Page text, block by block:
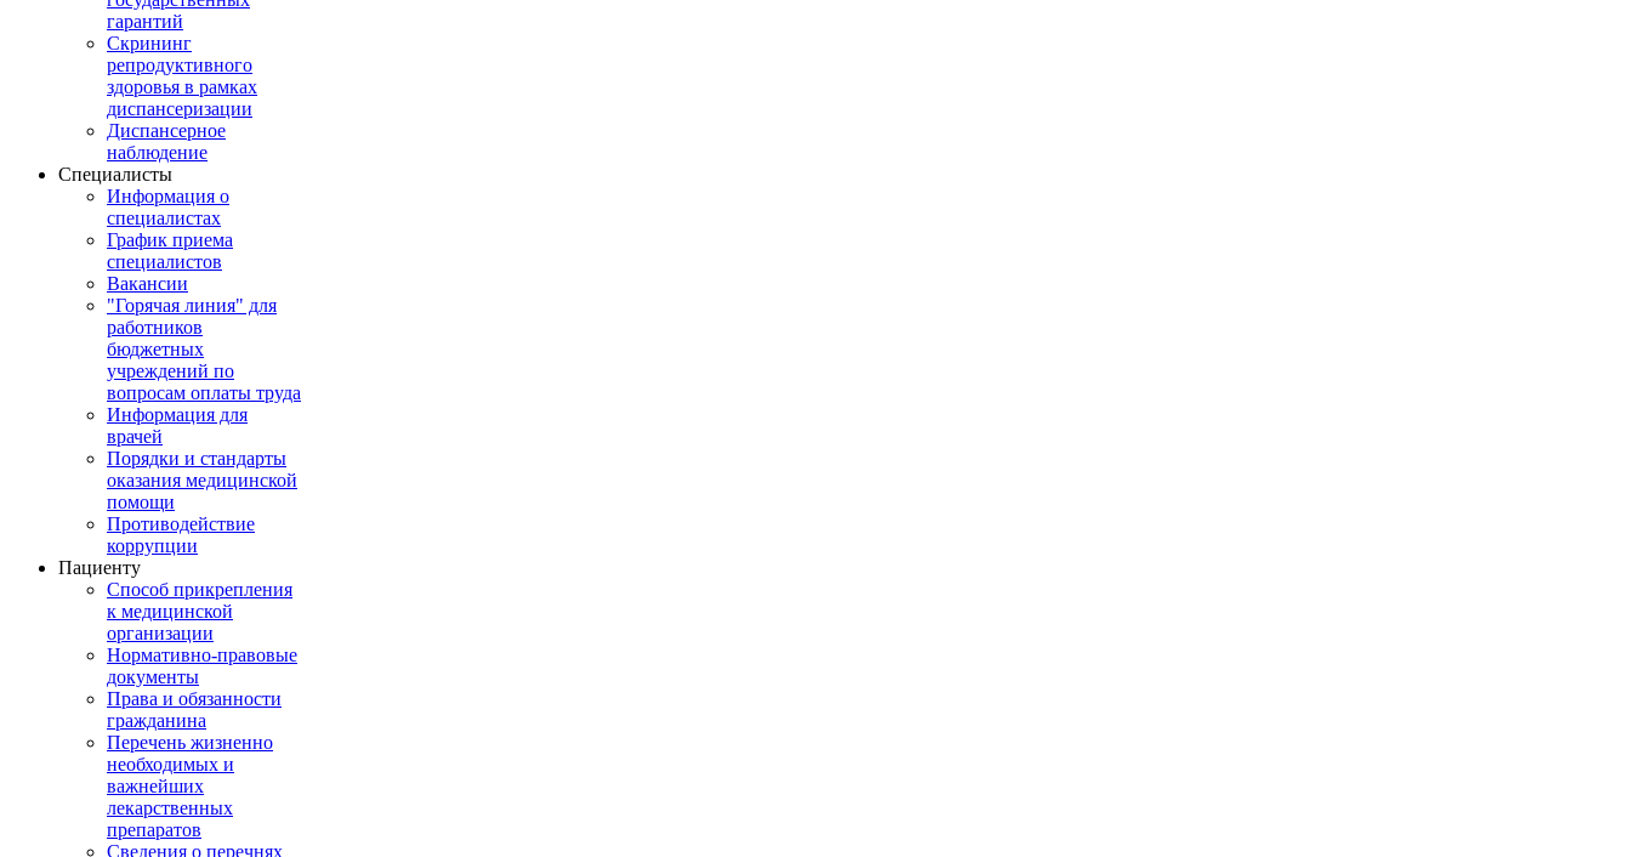
гарантий
Скрининг
репродуктивного
здоровья в рамках
диспансеризации
Диспансерное
наблюдение
Специалисты
Информация о
специалистах
График приема
специалистов
Вакансии
"Горячая линия" для
работников
бюджетных
учреждений по
вопросам оплаты труда
Информация для
врачей
Порядки и стандарты
оказания медицинской
помощи
Противодействие
коррупции
Пациенту
Способ прикрепления
к медицинской
организации
Нормативно-правовые
документы
Права и обязанности
гражданина
Перечень жизненно
необходимых и
важнейших
лекарственных
препаратов
Сведения о перечнях